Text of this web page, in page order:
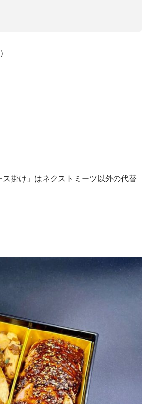
掛け」はネクストミーツ以外の代替